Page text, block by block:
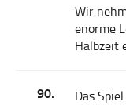
Wir
enorme
Halbzeit
90. Das